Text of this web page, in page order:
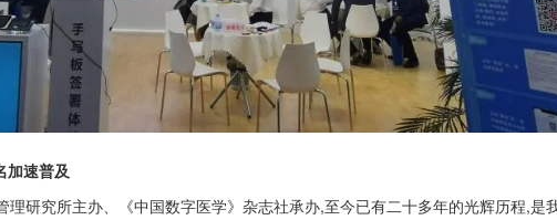
加速普及
理研究所主办、《中国数字医学》杂志社承办,至今已有二十多年的光辉历程,是